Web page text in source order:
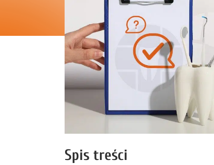
Spis treści